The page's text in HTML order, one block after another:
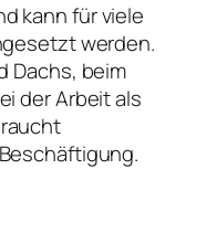
kann für viele
werden.
Dachs, beim
der Arbeit als